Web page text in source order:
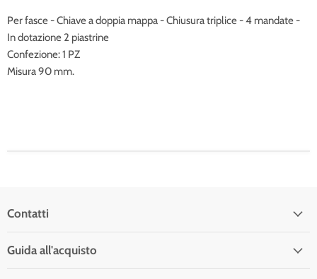
Per fasce - Chiave a doppia mappa - Chiusura triplice - 4 mandate -
In dotazione 2 piastrine
Confezione: 1 PZ
Misura 90 mm.
Contatti
Guida all'acquisto